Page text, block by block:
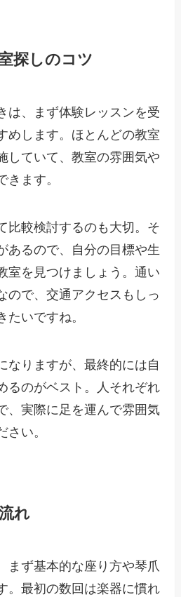
探しのコツ
は、まず体験レッスンを受
めします。ほとんどの教室
していて、教室の雰囲気や
ます。
比較検討するのも大切。そ
あるので、自分の目標や生
室を見つけましょう。通い
ので、交通アクセスもしっ
いですね。
なりますが、最終的には自
るのがベスト。人それぞれ
、実際に足を運んで雰囲気
い。
れ
まず基本的な座り方や琴爪
。最初の数回は楽器に慣れ